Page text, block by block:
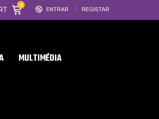
ENTRAR REGISTAR
0
MULTIMÉDIA